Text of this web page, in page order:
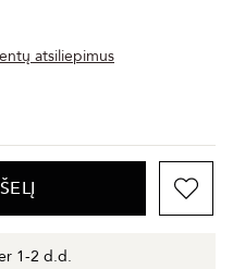
atsiliepimus
1-2 d.d.